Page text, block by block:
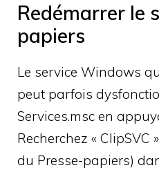
Redémarrer le
papiers
Le service Windows
peut parfois
Services.msc en
Recherchez « ClipSVC
du Presse-papiers)